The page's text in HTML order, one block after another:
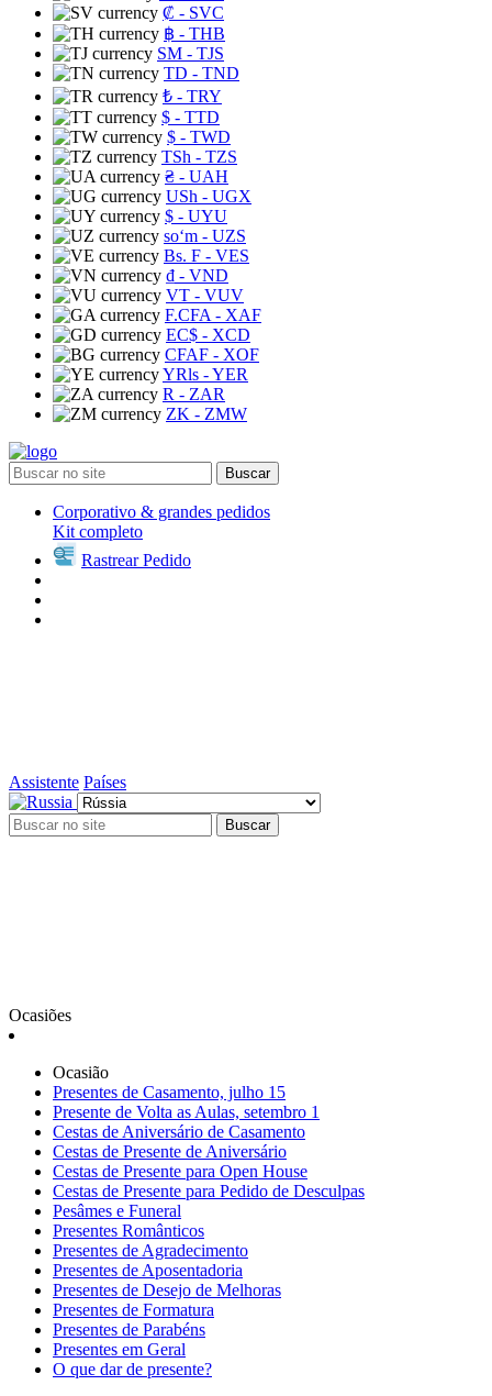
₡ - SVC
฿ - THB
ЅМ - TJS
TD - TND
₺ - TRY
$ - TTD
$ - TWD
TSh - TZS
₴ - UAH
USh - UGX
$ - UYU
soʻm - UZS
Bs. F - VES
₫ - VND
VT - VUV
F.CFA - XAF
EC$ - XCD
CFAF - XOF
YRls - YER
R - ZAR
ZK - ZMW
Buscar
Corporativo & grandes pedidos
Kit completo
Rastrear Pedido
Assistente Países
Buscar
Ocasiões
Ocasião
Presentes de Casamento, julho 15
Presente de Volta as Aulas, setembro 1
Cestas de Aniversário de Casamento
Cestas de Presente de Aniversário
Cestas de Presente para Open House
Cestas de Presente para Pedido de Desculpas
Pesâmes e Funeral
Presentes Românticos
Presentes de Agradecimento
Presentes de Aposentadoria
Presentes de Desejo de Melhoras
Presentes de Formatura
Presentes de Parabéns
Presentes em Geral
O que dar de presente?